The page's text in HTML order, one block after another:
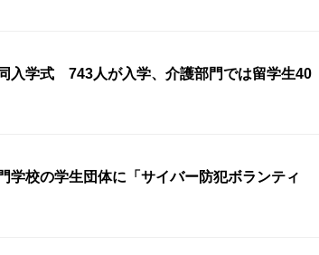
入学式 743人が入学、介護部門では留学生40
校の学生団体に「サイバー防犯ボランティ